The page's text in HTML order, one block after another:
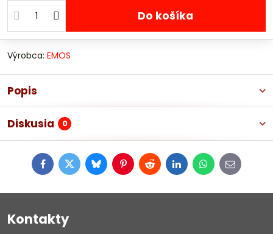
Do košíka
Výrobca: EMOS
Popis
Diskusia 0
FacebookTwitterBlueskyPinterestRedditLinkedInWhatsApp
E-
mail
Kontakty